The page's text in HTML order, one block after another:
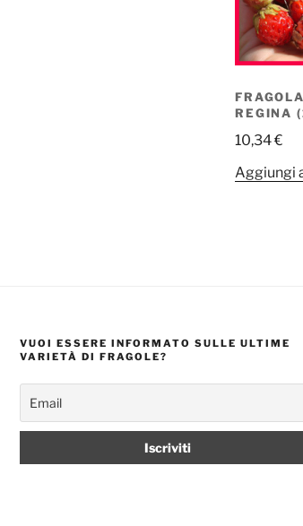
REGINA
10,34€
Aggiungi
VUOI ESSERE INFORMATO SULLE ULTIME
VARIETÀ DI FRAGOLE?